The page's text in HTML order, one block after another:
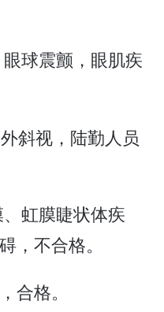
球震颤，眼肌疾
斜视，陆勤人员
虹膜睫状体疾
，不合格。
合格。